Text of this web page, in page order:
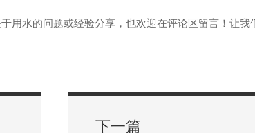
水的问题或经验分享，也欢迎在评论区留言！让我
下一篇